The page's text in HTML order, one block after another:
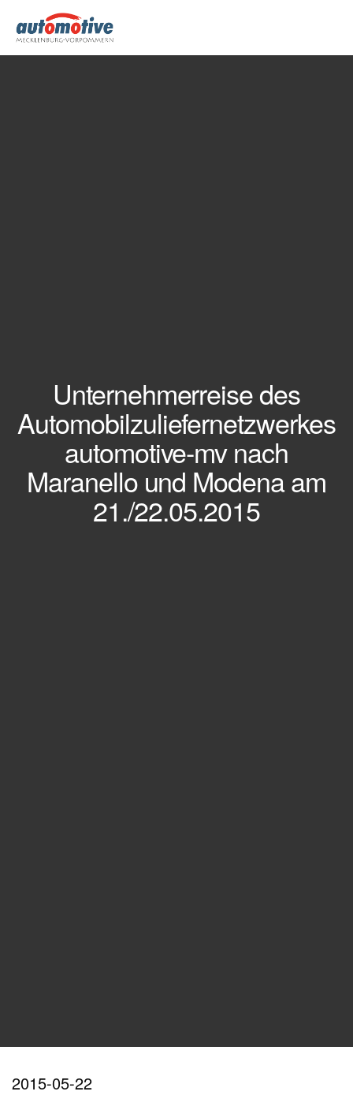
Unternehmerreise des
Automobilzuliefernetzwerkes
automotive-mv nach
Maranello und Modena am
21./22.05.2015
2015-05-22